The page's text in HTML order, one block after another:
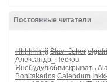
Постоянные читатели
Hhhhhhjjjj Slav_Joker
Александр_Песков
Янебудулюбвискрывать
Bonitakarlos Calendum